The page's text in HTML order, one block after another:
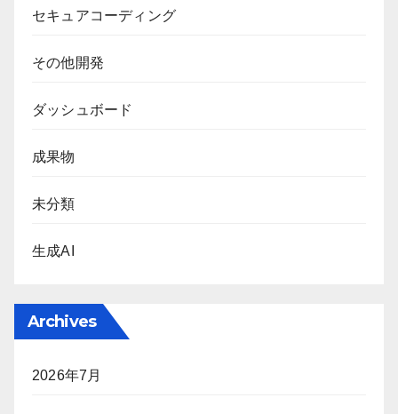
セキュアコーディング
その他開発
ダッシュボード
成果物
未分類
生成AI
Archives
2026年7月